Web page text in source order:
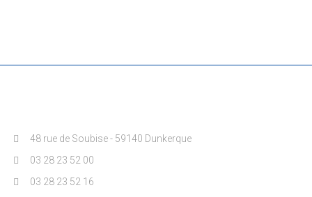
48 rue de Soubise - 59140 Dunkerque
03 28 23 52 00
03 28 23 52 16